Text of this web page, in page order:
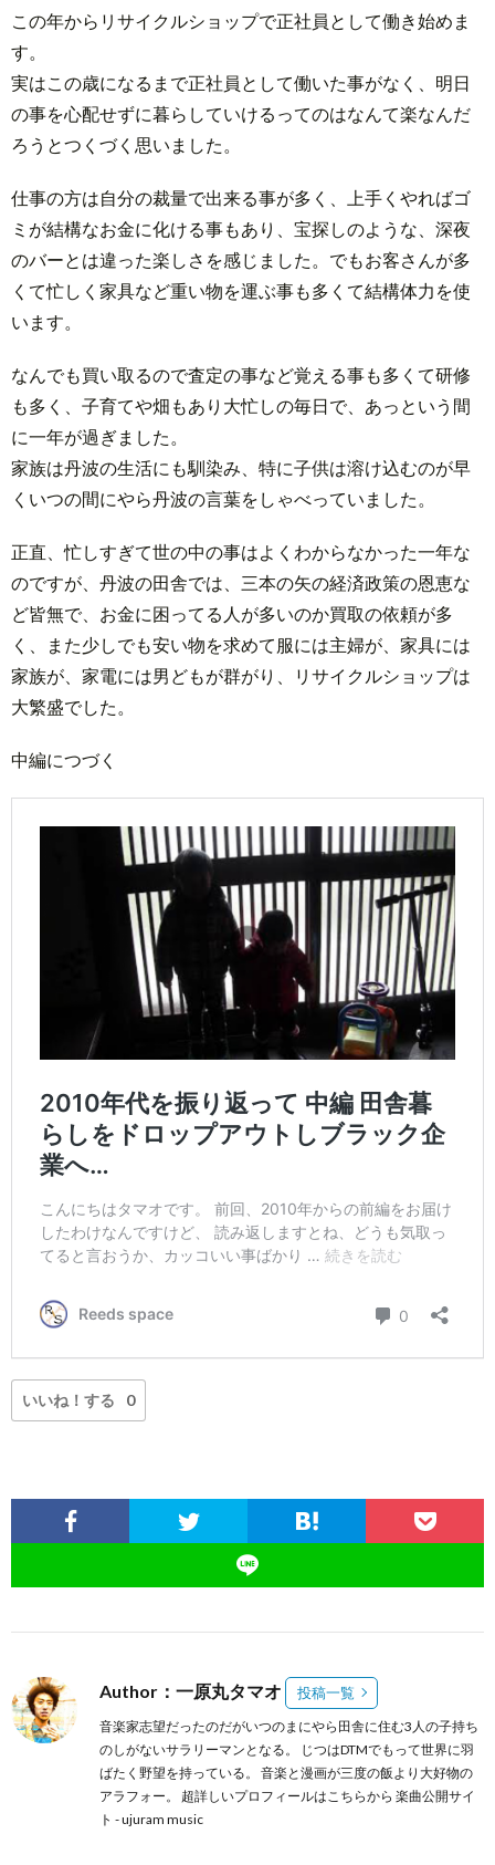
この年からリサイクルショップで正社員として働き始めま
す。
実はこの歳になるまで正社員として働いた事がなく、明日
の事を心配せずに暮らしていけるってのはなんて楽なんだ
ろうとつくづく思いました。
仕事の方は自分の裁量で出来る事が多く、上手くやればゴ
ミが結構なお金に化ける事もあり、宝探しのような、深夜
のバーとは違った楽しさを感じました。でもお客さんが多
くて忙しく家具など重い物を運ぶ事も多くて結構体力を使
います。
なんでも買い取るので査定の事など覚える事も多くて研修
も多く、子育てや畑もあり大忙しの毎日で、あっという間
に一年が過ぎました。
家族は丹波の生活にも馴染み、特に子供は溶け込むのが早
くいつの間にやら丹波の言葉をしゃべっていました。
正直、忙しすぎて世の中の事はよくわからなかった一年な
のですが、丹波の田舎では、三本の矢の経済政策の恩恵な
ど皆無で、お金に困ってる人が多いのか買取の依頼が多
く、また少しでも安い物を求めて服には主婦が、家具には
家族が、家電には男どもが群がり、リサイクルショップは
大繁盛でした。
中編につづく
いいね！する 0
Author：一原丸タマオ 投稿一覧
音楽家志望だったのだがいつのまにやら田舎に住む3人の子持ち
のしがないサラリーマンとなる。 じつはDTMでもって世界に羽
ばたく野望を持っている。 音楽と漫画が三度の飯より大好物の
アラフォー。 超詳しいプロフィールは こちらから 楽曲公開サイ
ト -ujuram music